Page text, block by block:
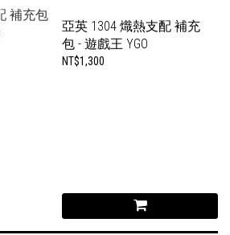
亞英 1304 熾熱支配 補充
包 - 遊戲王 YGO
NT$1,300